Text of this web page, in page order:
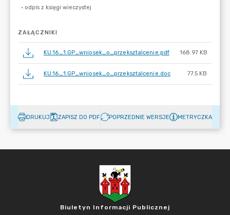
ZAŁĄCZNIKI
KU.16_1.GP_wniosek_o_przeksztalcenie.pdf 168.97 KB
KU.16_1.GP_wniosek_o_przeksztalcenie.doc 77.5 KB
DRUKUJ ZAPISZ DO PDF POPRZEDNIE WERSJE METRYCZKA
Biuletyn Informacji Publicznej